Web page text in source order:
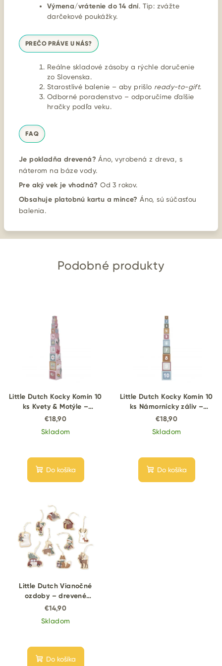
Výmena/vrátenie do 14 dní. Tip: zvážte
darčekové poukážky.
PREČO PRÁVE U NÁS?
Reálne skladové zásoby a rýchle doručenie
zo Slovenska.
Starostlivé balenie – aby prišlo ready-to-gift.
Odborné poradenstvo – odporučíme ďalšie
hračky podľa veku.
FAQ
Je pokladňa drevená? Áno, vyrobená z dreva, s
náterom na báze vody.
Pre aký vek je vhodná? Od 3 rokov.
Obsahuje platobnú kartu a mince? Áno, sú súčasťou
balenia.
Podobné produkty
Little Dutch Kocky Komín 10
ks Kvety & Motýle –
skladacie kartónové kocky
€18,90
Skladom
Do košíka
Little Dutch Kocky Komín 10
ks Námornícky záliv –
skladacie kartónové kocky
€18,90
Skladom
Do košíka
Little Dutch Vianočné
ozdoby – drevené
dekorácie (10 ks)
€14,90
Skladom
Do košíka